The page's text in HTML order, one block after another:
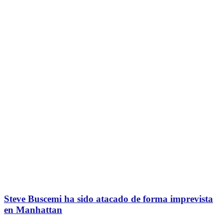
Steve Buscemi ha sido atacado de forma imprevista
en Manhattan